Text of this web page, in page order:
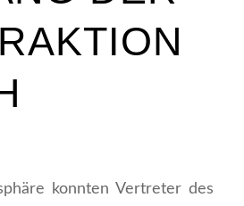
konnten Vertreter des